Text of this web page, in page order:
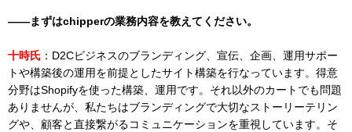
――まずはchipperの業務内容を教えてください。
十時氏 ：D2Cビジネスのブランディング、宣伝、企画、運用サポー
トや構築後の運用を前提としたサイト構築を行なっています。得意
分野はShopifyを使った構築、運用です。それ以外のカートでも問題
ありませんが、私たちはブランディングで大切なストーリーテリン
グや、顧客と直接繋がるコミュニケーションを重視しています。そ